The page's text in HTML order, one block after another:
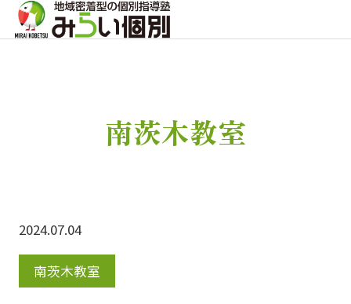
南茨木教室
2024.07.04
南茨木教室